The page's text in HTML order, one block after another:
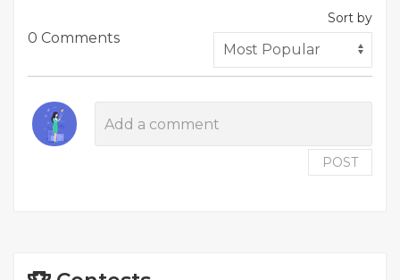
0 Comments
Sort by
POST